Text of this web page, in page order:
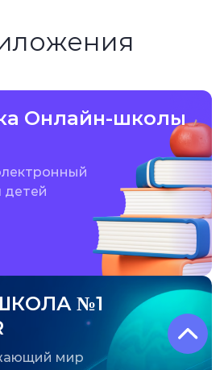
Онлайн-школы
детей
№1
мир